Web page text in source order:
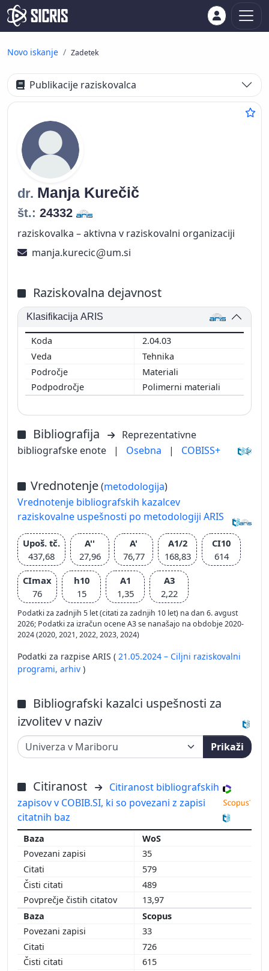
Novo iskanje Zadetek
Publikacije raziskovalca
dr. Manja Kurečič
št.: 24332
raziskovalka – aktivna v raziskovalni organizaciji
manja.kurecic
um.si
Raziskovalna dejavnost
Klasifikacija ARIS
2.04.03
Tehnika
Materiali
Polimerni materiali
Bibliografija
Reprezentativne
bibliografske enote
| Osebna | COBISS+
Vrednotenje(metodologija)
Vrednotenje bibliografskih kazalcev
raziskovalne uspešnosti po metodologiji ARIS
Upoš. tč.
437,68
A''
27,96
A'
76,77
A1/2
168,83
CI10
614
CImax
76
h10
15
A1
1,35
A3
2,22
Podatki za zadnjih 5 let (citati za zadnjih 10 let) na dan 6. avgust
2026; Podatki za izračun ocene A3 se nanašajo na obdobje 2020-
2024 (2020, 2021, 2022, 2023, 2024)
Podatki za razpise ARIS ( 21.05.2024 – Ciljni raziskovalni
programi, arhiv )
Bibliografski kazalci uspešnosti za
izvolitev v naziv
Prikaži
Citiranost
Citiranost bibliografskih
zapisov v COBIB.SI, ki so povezani z zapisi
citatnih baz
WoS
35
579
489
13,97
Scopus
33
726
615